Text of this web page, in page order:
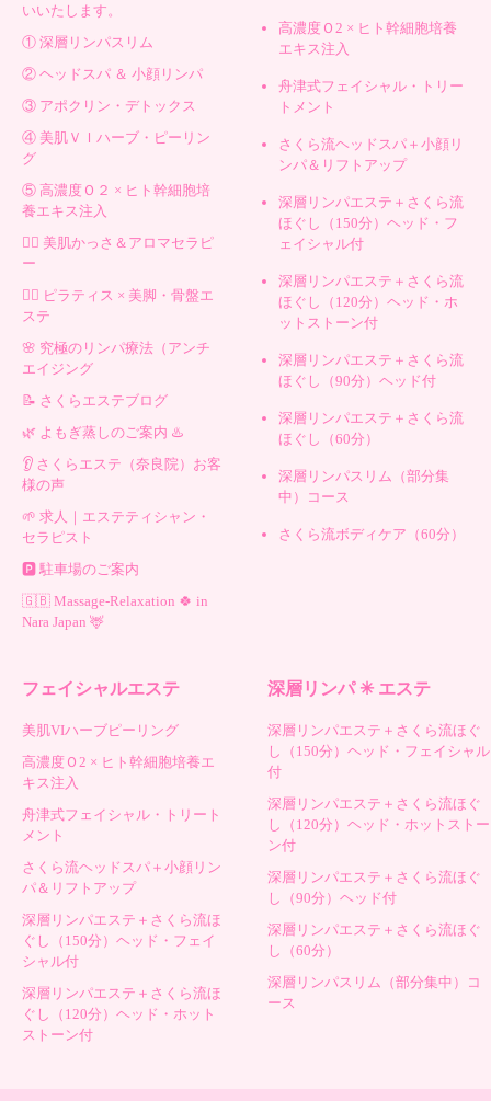
いいたします。
① 深層リンパスリム
② ヘッドスパ ＆ 小顔リンパ
③ アポクリン・デトックス
④ 美肌ＶＩハーブ・ピーリン
グ
⑤ 高濃度Ｏ２ × ヒト幹細胞培
養エキス注入
💆‍♀️ 美肌かっさ＆アロマセラピ
ー
🧘‍♀️ ピラティス × 美脚・骨盤エ
ステ
🌸 究極のリンパ療法（アンチ
エイジング
📝 さくらエステブログ
🌿 よもぎ蒸しのご案内 ♨️
👂 さくらエステ（奈良院）お客
様の声
🌱 求人｜エステティシャン・
セラピスト
🅿️ 駐車場のご案内
🇬🇧 Massage-Relaxation 🍀 in
Nara Japan 🦌
高濃度Ｏ2 × ヒト幹細胞培養
エキス注入
舟津式フェイシャル・トリー
トメント
さくら流ヘッドスパ＋小顔リ
ンパ＆リフトアップ
深層リンパエステ＋さくら流
ほぐし（150分）ヘッド・フ
ェイシャル付
深層リンパエステ＋さくら流
ほぐし（120分）ヘッド・ホ
ットストーン付
深層リンパエステ＋さくら流
ほぐし（90分）ヘッド付
深層リンパエステ＋さくら流
ほぐし（60分）
深層リンパスリム（部分集
中）コース
さくら流ボディケア（60分）
フェイシャルエステ
美肌VIハーブピーリング
高濃度Ｏ2 × ヒト幹細胞培養エ
キス注入
舟津式フェイシャル・トリート
メント
さくら流ヘッドスパ＋小顔リン
パ＆リフトアップ
深層リンパエステ＋さくら流ほ
ぐし（150分）ヘッド・フェイ
シャル付
深層リンパエステ＋さくら流ほ
ぐし（120分）ヘッド・ホット
ストーン付
深層リンパ ✳︎ エステ
深層リンパエステ＋さくら流ほぐ
し（150分）ヘッド・フェイシャル
付
深層リンパエステ＋さくら流ほぐ
し（120分）ヘッド・ホットストー
ン付
深層リンパエステ＋さくら流ほぐ
し（90分）ヘッド付
深層リンパエステ＋さくら流ほぐ
し（60分）
深層リンパスリム（部分集中）コ
ース